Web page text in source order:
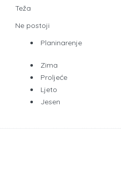
Teža
Ne postoji
Planinarenje
Zima
Proljeće
Ljeto
Jesen